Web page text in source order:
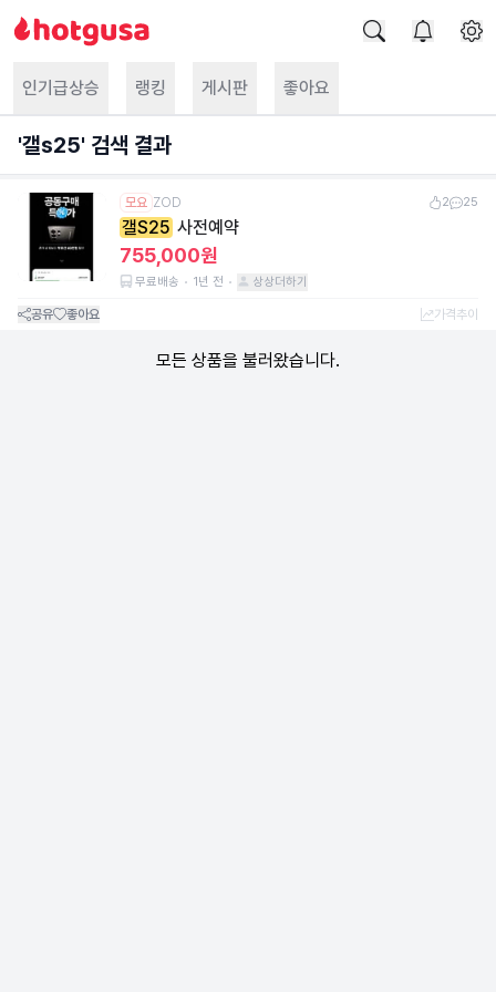
인기급상승 랭킹 게시판 좋아요
'갤s25' 검색 결과
모요 ZOD 2 25
갤S25 사전예약
755,000원
무료배송 1년 전 상상더하기
공유 좋아요 가격추이
모든 상품을 불러왔습니다.